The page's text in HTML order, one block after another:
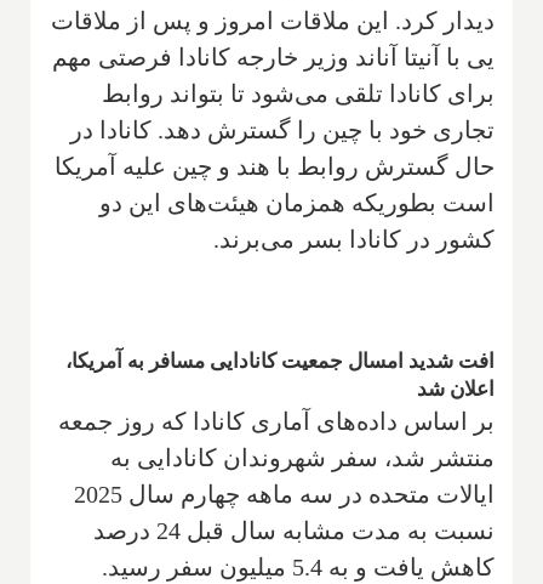
دیدار کرد. این ملاقات امروز و پس از ملاقات
یی با آنیتا آناند وزیر خارجه کانادا فرصتی مهم
برای کانادا تلقی می‌شود تا بتواند روابط
تجاری خود با چین را گسترش دهد. کانادا در
حال گسترش روابط با هند و چین علیه آمریکا
است بطوریکه همزمان هیئت‌های این دو
کشور در کانادا بسر می‌برند.
افت شدید امسال جمعیت کانادایی مسافر به آمریکا،
اعلان شد
بر اساس داده‌های آماری کانادا که روز جمعه
منتشر شد، سفر شهروندان کانادایی به
ایالات متحده در سه ماهه چهارم سال 2025
نسبت به مدت مشابه سال قبل 24 درصد
کاهش یافت و به 5.4 میلیون سفر رسید.